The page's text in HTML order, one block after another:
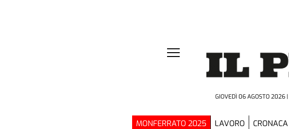
GIOVEDÌ 06 AGOSTO 2026
MONFERRATO 2025 LAVORO CRONACA